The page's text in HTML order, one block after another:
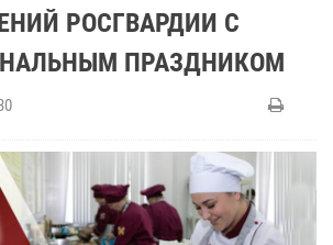
РОСГВАРДИИ С
ПРАЗДНИКОМ